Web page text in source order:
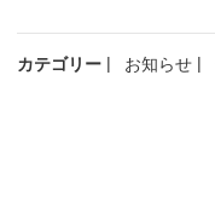
カテゴリー お知らせ